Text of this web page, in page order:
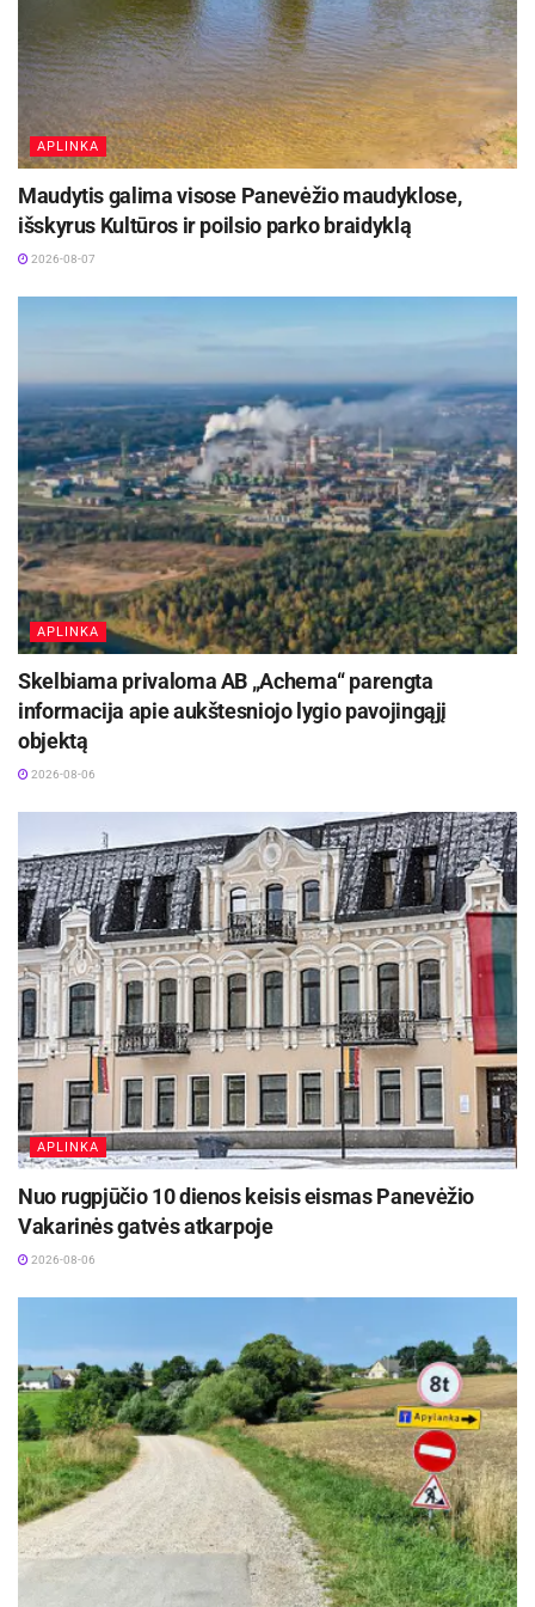
gatvė.
Šaltinis: Biržų rajono savivaldybė
APLINKA
Maudytis galima visose Panevėžio maudyklose,
išskyrus Kultūros ir poilsio parko braidyklą
2026-08-07
APLINKA
Skelbiama privaloma AB „Achema“ parengta
informacija apie aukštesniojo lygio pavojingąjį
objektą
2026-08-06
APLINKA
Nuo rugpjūčio 10 dienos keisis eismas Panevėžio
Vakarinės gatvės atkarpoje
2026-08-06